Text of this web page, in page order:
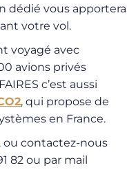
dédié vous apportera
votre vol.
voyagé avec
avions privés
c’est aussi
, qui propose de
en France.
, ou contactez-nous
82 ou par mail